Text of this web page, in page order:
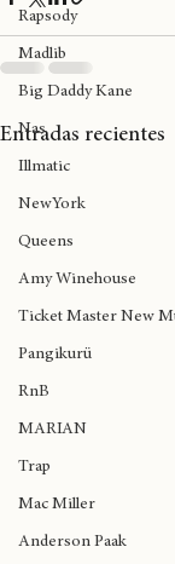
Jazz
Rapsody
Madlib
Big Daddy Kane
Nas
Illmatic
NewYork
Queens
Amy Winehouse
Ticket Master New
Pangikurü
RnB
MARIAN
Trap
Mac Miller
Entradas recientes